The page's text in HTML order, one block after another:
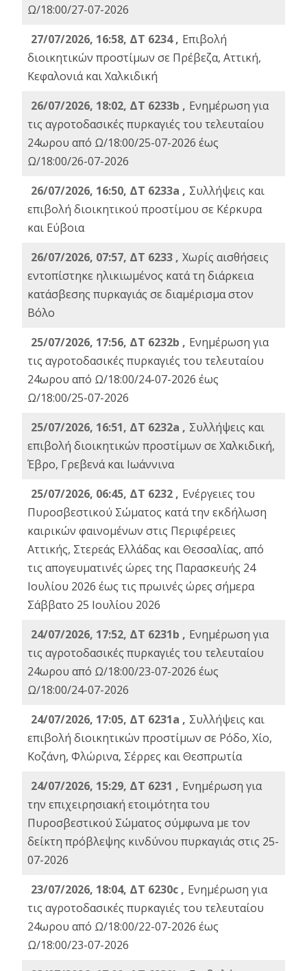
Ω/18:00/27-07-2026
27/07/2026, 16:58, ΔΤ 6234 , Eπιβολή
διοικητικών προστίμων σε Πρέβεζα, Αττική,
Κεφαλονιά και Χαλκιδική
26/07/2026, 18:02, ΔΤ 6233b , Ενημέρωση για
τις αγροτοδασικές πυρκαγιές του τελευταίου
24ωρου από Ω/18:00/25-07-2026 έως
Ω/18:00/26-07-2026
26/07/2026, 16:50, ΔΤ 6233a , Συλλήψεις και
επιβολή διοικητικού προστίμου σε Κέρκυρα
και Εύβοια
26/07/2026, 07:57, ΔΤ 6233 , Χωρίς αισθήσεις
εντοπίστηκε ηλικιωμένος κατά τη διάρκεια
κατάσβεσης πυρκαγιάς σε διαμέρισμα στον
Βόλο
25/07/2026, 17:56, ΔΤ 6232b , Ενημέρωση για
τις αγροτοδασικές πυρκαγιές του τελευταίου
24ωρου από Ω/18:00/24-07-2026 έως
Ω/18:00/25-07-2026
25/07/2026, 16:51, ΔΤ 6232a , Συλλήψεις και
επιβολή διοικητικών προστίμων σε Χαλκιδική,
Έβρο, Γρεβενά και Ιωάννινα
25/07/2026, 06:45, ΔΤ 6232 , Ενέργειες του
Πυροσβεστικού Σώματος κατά την εκδήλωση
καιρικών φαινομένων στις Περιφέρειες
Αττικής, Στερεάς Ελλάδας και Θεσσαλίας, από
τις απογευματινές ώρες της Παρασκευής 24
Ιουλίου 2026 έως τις πρωινές ώρες σήμερα
Σάββατο 25 Ιουλίου 2026
24/07/2026, 17:52, ΔΤ 6231b , Ενημέρωση για
τις αγροτοδασικές πυρκαγιές του τελευταίου
24ωρου από Ω/18:00/23-07-2026 έως
Ω/18:00/24-07-2026
24/07/2026, 17:05, ΔΤ 6231a , Συλλήψεις και
επιβολή διοικητικών προστίμων σε Ρόδο, Χίο,
Κοζάνη, Φλώρινα, Σέρρες και Θεσπρωτία
24/07/2026, 15:29, ΔΤ 6231 , Ενημέρωση για
την επιχειρησιακή ετοιμότητα του
Πυροσβεστικού Σώματος σύμφωνα με τον
δείκτη πρόβλεψης κινδύνου πυρκαγιάς στις 25-
07-2026
23/07/2026, 18:04, ΔΤ 6230c , Ενημέρωση για
τις αγροτοδασικές πυρκαγιές του τελευταίου
24ωρου από Ω/18:00/22-07-2026 έως
Ω/18:00/23-07-2026